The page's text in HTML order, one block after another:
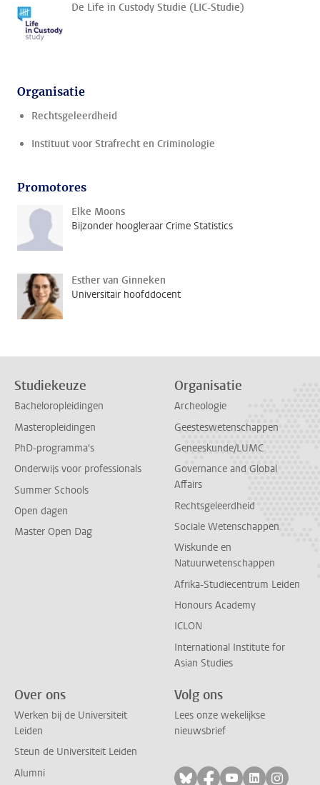
De Life in Custody Studie (LIC-Studie)
Organisatie
Rechtsgeleerdheid
Instituut voor Strafrecht en Criminologie
Promotores
Elke Moons
Bijzonder hoogleraar Crime Statistics
Esther van Ginneken
Universitair hoofddocent
Studiekeuze
Bacheloropleidingen
Masteropleidingen
PhD-programma's
Onderwijs voor professionals
Summer Schools
Open dagen
Master Open Dag
Organisatie
Archeologie
Geesteswetenschappen
Geneeskunde/LUMC
Governance and Global
Affairs
Rechtsgeleerdheid
Sociale Wetenschappen
Wiskunde en
Natuurwetenschappen
Afrika-Studiecentrum Leiden
Honours Academy
ICLON
International Institute for
Asian Studies
Over ons
Werken bij de Universiteit
Leiden
Steun de Universiteit Leiden
Alumni
Volg ons
Lees onze wekelijkse
nieuwsbrief
Volg ons op bluesky
Volg ons op
Volg ons op
Volg ons
Volg